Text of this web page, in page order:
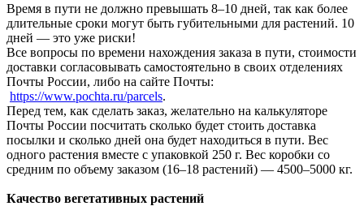
Время в пути не должно превышать 8–10 дней, так как более
длительные сроки могут быть губительными для растений. 10
дней — это уже риски!
Все вопросы по времени нахождения заказа в пути, стоимости
доставки согласовывать самостоятельно в своих отделениях
Почты России, либо на сайте Почты:
https://www.pochta.ru/parcels.
Перед тем, как сделать заказ, желательно на калькуляторе
Почты России посчитать сколько будет стоить доставка
посылки и сколько дней она будет находиться в пути. Вес
одного растения вместе с упаковкой 250 г. Вес коробки со
средним по объему заказом (16–18 растений) — 4500–5000 кг.
Качество вегетативных растений